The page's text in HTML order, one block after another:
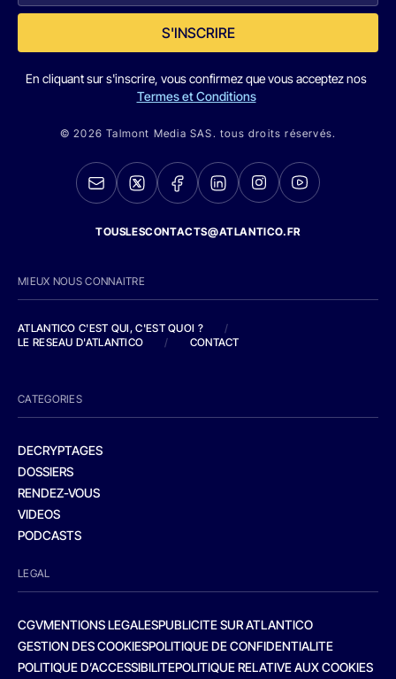
S'INSCRIRE
En cliquant sur s'inscrire, vous confirmez que vous acceptez nos
Termes et Conditions
© 2026 Talmont Media SAS. tous droits réservés.
TOUSLESCONTACTS@ATLANTICO.FR
MIEUX NOUS CONNAITRE
ATLANTICO C'EST QUI, C'EST QUOI ?
/
LE RESEAU D'ATLANTICO
/ CONTACT
CATEGORIES
DECRYPTAGES
DOSSIERS
RENDEZ-VOUS
VIDEOS
PODCASTS
LEGAL
CGVMENTIONS LEGALESPUBLICITE SUR ATLANTICO
GESTION DES COOKIESPOLITIQUE DE CONFIDENTIALITE
POLITIQUE D’ACCESSIBILITEPOLITIQUE RELATIVE AUX COOKIES